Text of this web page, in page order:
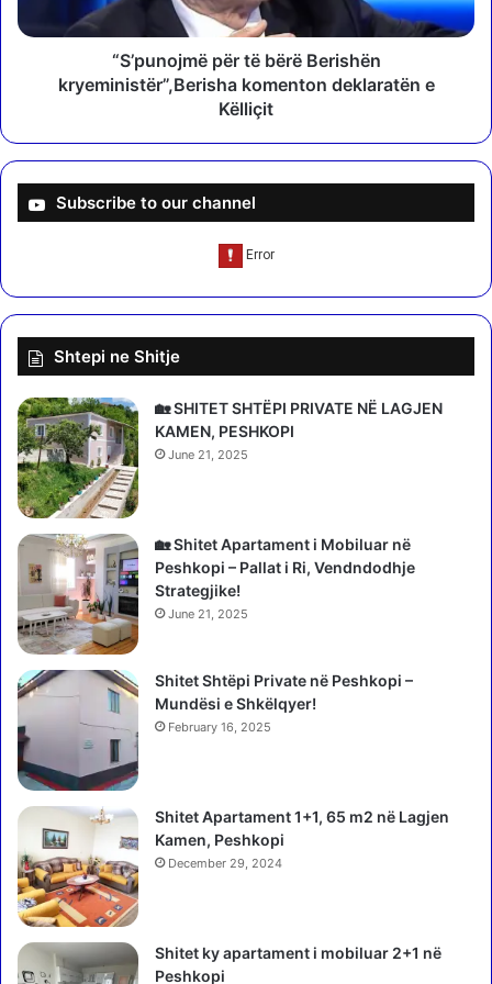
o
K
i
a
p
s
ë
k
r
e
j
t
…
m
ë
e
r
s
h
ë
n
k
r
y
e
m
i
n
i
s
t
ë
r
,
e
i
s
h
k
o
“S’punojmë për të bërë Berishën
kryeministër”,Berisha komenton deklaratën e
Këlliçit
Subscribe to our channel
Shtepi ne Shitje
🏡 SHITET SHTËPI PRIVATE NË LAGJEN
KAMEN, PESHKOPI
June 21, 2025
🏡 Shitet Apartament i Mobiluar në
Peshkopi – Pallat i Ri, Vendndodhje
Strategjike!
June 21, 2025
Shitet Shtëpi Private në Peshkopi –
Mundësi e Shkëlqyer!
February 16, 2025
Shitet Apartament 1+1, 65 m2 në Lagjen
Kamen, Peshkopi
December 29, 2024
Shitet ky apartament i mobiluar 2+1 në
Peshkopi